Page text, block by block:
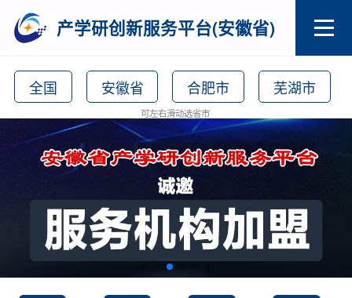
产学研创新服务平台(安徽省)
全国 安徽省 合肥市 芜湖市
可左右滑动选省市